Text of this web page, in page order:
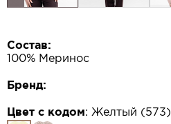
Состав:
100% Меринос
Бренд:
Цвет с кодом: Желтый (573)